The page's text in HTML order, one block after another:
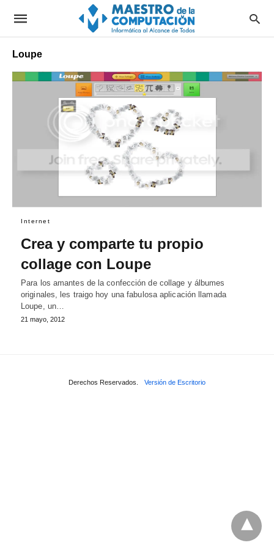
Loupe
Internet
Crea y comparte tu propio
collage con Loupe
Para los amantes de la confección de collage y álbumes
originales, les traigo hoy una fabulosa aplicación llamada
Loupe, un…
21 mayo, 2012
Derechos Reservados. Versión de Escritorio